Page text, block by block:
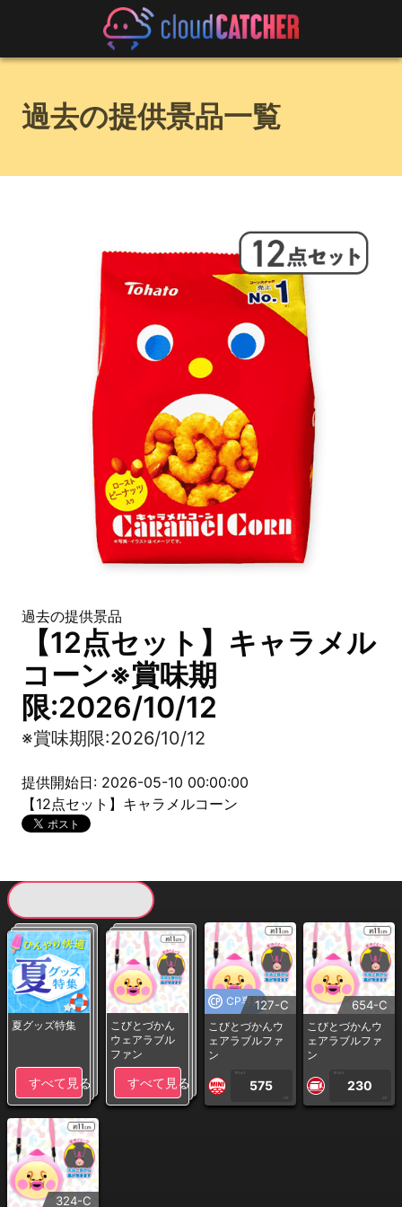
過去の提供景品一覧
過去の提供景品
【12点セット】キャラメル
コーン※賞味期
限:2026/10/12
※賞味期限:2026/10/12
提供開始日: 2026-05-10 00:00:00
【12点セット】キャラメルコーン
夏グッズ特集
すべて見る
こびとづかん
ウェアラブル
ファン
すべて見る
CP専用127-C
こびとづかんウ
ェアラブルファ
ン
1PLAY
575
CP
654-C
こびとづかんウ
ェアラブルファ
ン
1PLAY
230
CP
324-C